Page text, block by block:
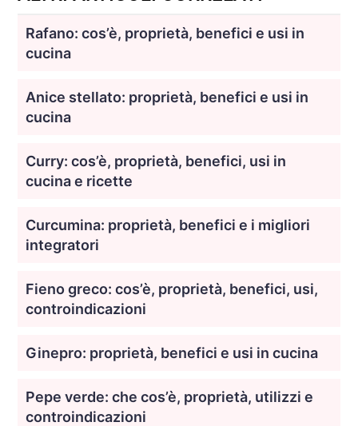
Rafano: cos’è, proprietà, benefici e usi in
cucina
Anice stellato: proprietà, benefici e usi in
cucina
Curry: cos’è, proprietà, benefici, usi in
cucina e ricette
Curcumina: proprietà, benefici e i migliori
integratori
Fieno greco: cos’è, proprietà, benefici, usi,
controindicazioni
Ginepro: proprietà, benefici e usi in cucina
Pepe verde: che cos’è, proprietà, utilizzi e
controindicazioni